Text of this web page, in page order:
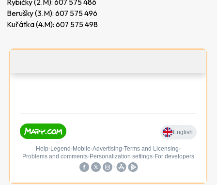
Berušky (3.M): 607 575 496
Kuřátka (4.M): 607 575 498